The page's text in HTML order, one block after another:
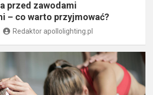
przed zawodami
– co warto przyjmować?
Redaktor apollolighting.pl